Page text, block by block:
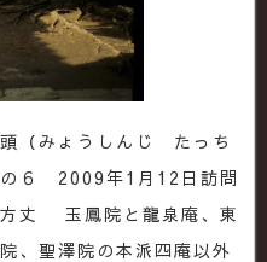
（みょうしんじ たっち
６ 2009年1月12日訪問
丈 玉鳳院と龍泉庵、東
、聖澤院の本派四庵以外